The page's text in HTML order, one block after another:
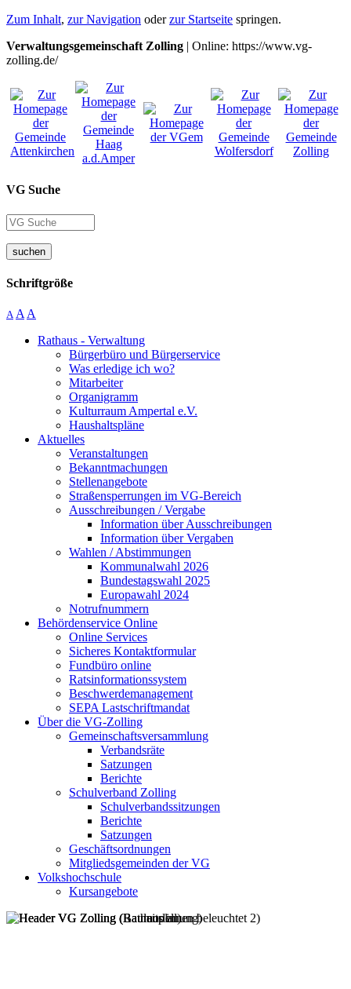
Zum Inhalt, zur Navigation oderzur Startseite springen.
Verwaltungsgemeinschaft Zolling | Online: https://www.vg-
zolling.de/
VG Suche
suchen
Schriftgröße
A A A
Rathaus - Verwaltung
Bürgerbüro und Bürgerservice
Was erledige ich wo?
Mitarbeiter
Organigramm
Kulturraum Ampertal e.V.
Haushaltspläne
Aktuelles
Veranstaltungen
Bekanntmachungen
Stellenangebote
Straßensperrungen im VG-Bereich
Ausschreibungen / Vergabe
Information über Ausschreibungen
Information über Vergaben
Wahlen / Abstimmungen
Kommunalwahl 2026
Bundestagswahl 2025
Europawahl 2024
Notrufnummern
Behördenservice Online
Online Services
Sicheres Kontaktformular
Fundbüro online
Ratsinformationssystem
Beschwerdemanagement
SEPA Lastschriftmandat
Über die VG-Zolling
Gemeinschaftsversammlung
Verbandsräte
Satzungen
Berichte
Schulverband Zolling
Schulverbandssitzungen
Berichte
Satzungen
Geschäftsordnungen
Mitgliedsgemeinden der VG
Volkshochschule
Kursangebote